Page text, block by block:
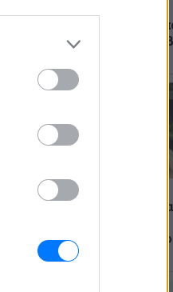
Θερμοπλαστική: Καινοτομία
εξοικονομεί ενέργεια και
LIFESTYLE
Η Ελένη Βουλγαράκη ξεσπά
«Διασταυρώστε καμία
εκτοξεύσετε τη βλακεία σας»